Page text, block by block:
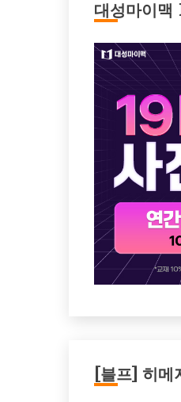
대성마이맥
[블프] 히메